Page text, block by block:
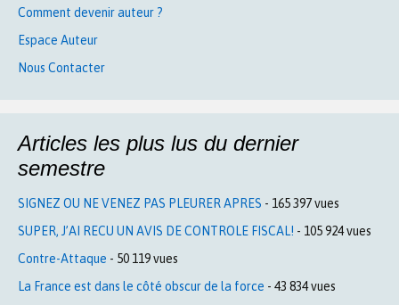
Comment devenir auteur ?
Espace Auteur
Nous Contacter
Articles les plus lus du dernier
semestre
SIGNEZ OU NE VENEZ PAS PLEURER APRES - 165 397 vues
SUPER, J’AI RECU UN AVIS DE CONTROLE FISCAL! - 105 924 vues
Contre-Attaque - 50 119 vues
La France est dans le côté obscur de la force - 43 834 vues